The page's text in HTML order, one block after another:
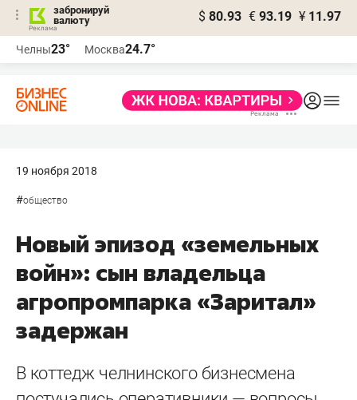
забронируй
валюту
$ 80.93 € 93.19 ¥ 11.97
Челны23° Москва24.7°
19 ноября 2018
#общество
Новый эпизод «земельных
войн»: сын владельца
агропромпарка «Заритал»
задержан
В коттедж челнинского бизнесмена